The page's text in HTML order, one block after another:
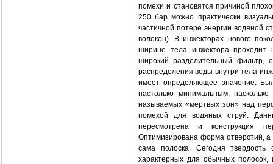
помехи и становятся причиной
250 бар можно практически
частичной потере энергии водяной
волокон). В инжекторах нового
ширине тела инжектора проходит
широкий разделительный фильтр,
распределения воды внутри тела
имеет определяющее значение.
настолько минимальным,
называемых «мертвых зон» над
помехой для водяных струй.
пересмотрена и конструкция
Оптимизирована форма отверстий, а
сама полоска. Сегодня
характерных для обычных